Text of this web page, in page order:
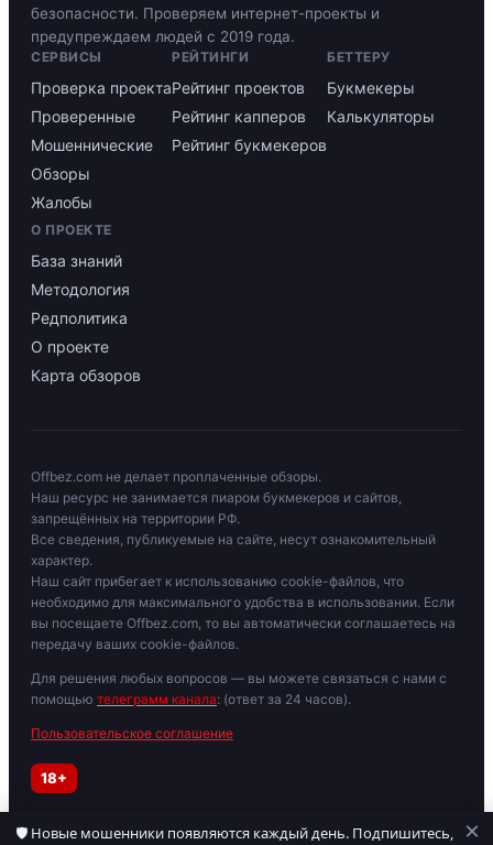
безопасности. Проверяем интернет-проекты и
предупреждаем людей с 2019 года.
СЕРВИСЫ
Проверка проекта
Проверенные
Мошеннические
Обзоры
Жалобы
РЕЙТИНГИ
Рейтинг проектов
Рейтинг капперов
Рейтинг букмекеров
БЕТТЕРУ
Букмекеры
Калькуляторы
О ПРОЕКТЕ
База знаний
Методология
Редполитика
О проекте
Карта обзоров
Offbez.com не делает проплаченные обзоры.
Наш ресурс не занимается пиаром букмекеров и сайтов,
запрещённых на территории РФ.
Все сведения, публикуемые на сайте, несут ознакомительный
характер.
Наш сайт прибегает к использованию cookie-файлов, что
необходимо для максимального удобства в использовании. Если
вы посещаете Offbez.com, то вы автоматически соглашаетесь на
передачу ваших cookie-файлов.
Для решения любых вопросов — вы можете связаться с нами с
помощью телеграмм канала: (ответ за 24 часов).
Пользовательское соглашение
18+
Играйте осторожно. При признаках зависимости обратитесь к
🛡 Новые мошенники появляются каждый день. Подпишитесь,
×